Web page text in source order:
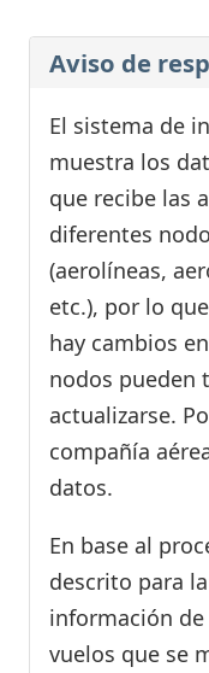
Aviso de
El sistema de
muestra los
que recibe las
diferentes
(aerolíneas,
etc.), por lo
hay cambios
nodos pueden
actualizarse.
compañía
datos.
En base al
descrito para
información
vuelos que se